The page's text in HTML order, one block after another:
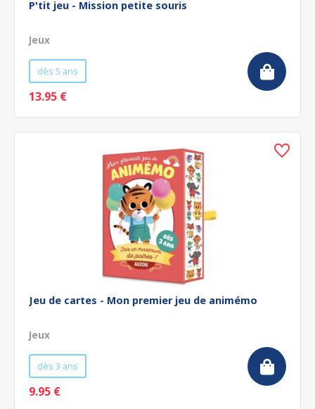
P'tit jeu - Mission petite souris
Jeux
dès 5 ans
13.95 €
Jeu de cartes - Mon premier jeu de animémo
Jeux
dès 3 ans
9.95 €